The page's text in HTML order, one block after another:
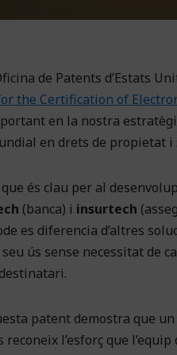
de Patents d’Estats
the Certification of
en la nostra
en drets de propietat i
és clau per al
(banca) i insurtech
es diferencia d’altres
ús sense necessitat de
patent demostra que
l’esforç que